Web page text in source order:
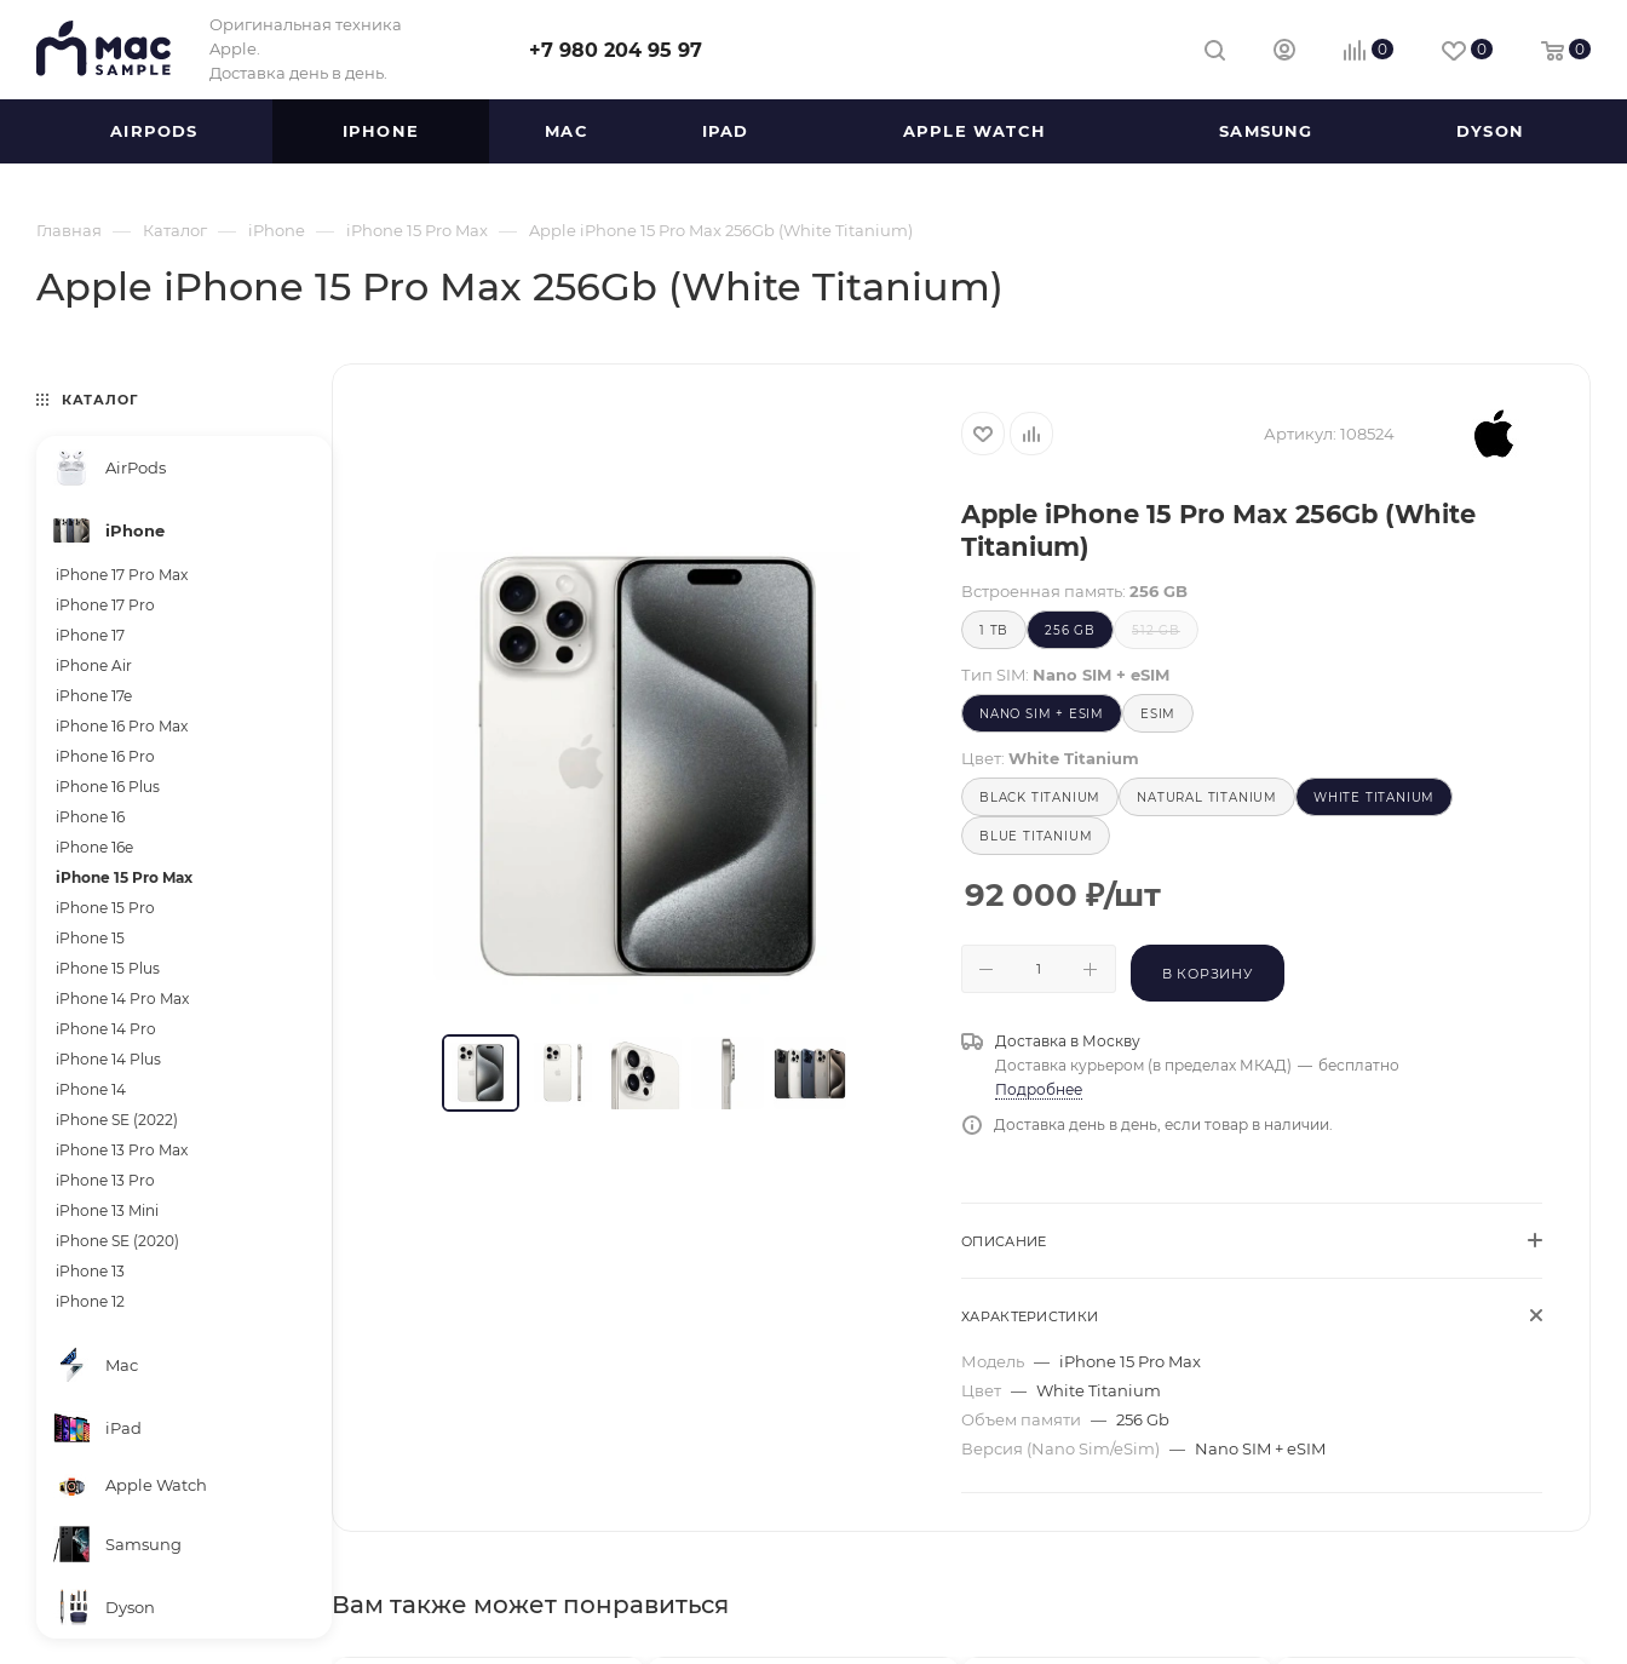
Оригинальная техника
Apple.
Доставка день в день.
+7 980 204 95 97 0 0 0
AIRPODS IPHONE MAC IPAD APPLE WATCH SAMSUNG DYSON
Главная — Каталог — iPhone — iPhone 15 Pro Max — Apple iPhone 15 Pro Max 256Gb (White Titanium)
Apple iPhone 15 Pro Max 256Gb (White Titanium)
Артикул: 108524
Apple iPhone 15 Pro Max 256Gb (White
Titanium)
Встроенная память: 256 GB
1 TB 256 GB 512 GB
Тип SIM: Nano SIM + eSIM
NANO SIM + ESIM ESIM
Цвет: White Titanium
BLACK TITANIUM NATURAL TITANIUM WHITE TITANIUM
BLUE TITANIUM
92 000 ₽/шт
В КОРЗИНУ
Доставка в Москву
Доставка курьером (в пределах МКАД) — бесплатно
Подробнее
Доставка день в день, если товар в наличии.
ОПИСАНИЕ
ХАРАКТЕРИСТИКИ
Модель — iPhone 15 Pro Max
Цвет — White Titanium
Объем памяти — 256 Gb
Версия (Nano Sim/eSim) — Nano SIM + eSIM
Вам также может понравиться
КАТАЛОГ
AirPods
iPhone
iPhone 17 Pro Max
iPhone 17 Pro
iPhone 17
iPhone Air
iPhone 17e
iPhone 16 Pro Max
iPhone 16 Pro
iPhone 16 Plus
iPhone 16
iPhone 16e
iPhone 15 Pro Max
iPhone 15 Pro
iPhone 15
iPhone 15 Plus
iPhone 14 Pro Max
iPhone 14 Pro
iPhone 14 Plus
iPhone 14
iPhone SE (2022)
iPhone 13 Pro Max
iPhone 13 Pro
iPhone 13 Mini
iPhone SE (2020)
iPhone 13
iPhone 12
Mac
iPad
Apple Watch
Samsung
Dyson